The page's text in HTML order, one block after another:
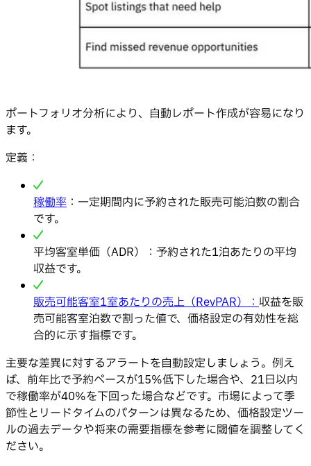
ポートフォリオ分析により、自動レポート作成が容易になり
ます。
定義：
稼働率 ：一定期間内に予約された販売可能泊数の割合
です。
平均客室単価（ADR）：予約された1泊あたりの平均
収益です。
販売可能客室1室あたりの売上（RevPAR）：収益を販
売可能客室泊数で割った値で、価格設定の有効性を総
合的に示す指標です。
主要な差異に対するアラートを自動設定しましょう。例え
ば、前年比で予約ペースが15%低下した場合や、21日以内
で稼働率が40%を下回った場合などです。市場によって季
節性とリードタイムのパターンは異なるため、価格設定ツー
ルの過去データや将来の需要指標を参考に閾値を調整してく
ださい。